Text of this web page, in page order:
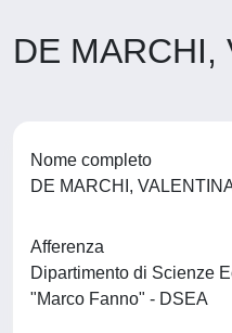
DE MARCHI,
Nome completo
DE MARCHI,
Afferenza
Dipartimento di Scienze
"Marco Fanno" - DSEA